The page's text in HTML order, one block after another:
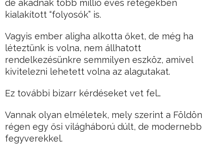
de akadnak több millió éves rétegekben
kialakított “folyosók” is.
Vagyis ember aligha alkotta őket, de még ha
léteztünk is volna, nem állhatott
rendelkezésünkre semmilyen eszköz, amivel
kivitelezni lehetett volna az alagutakat.
Ez további bizarr kérdéseket vet fel…
Vannak olyan elméletek, mely szerint a Földön
régen egy ősi világháború dúlt, de modernebb
fegyverekkel.